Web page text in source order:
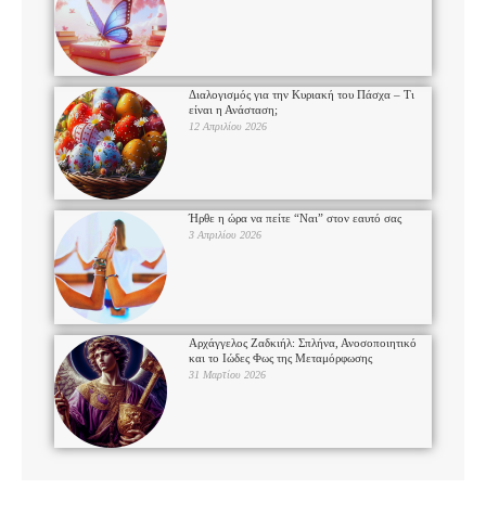
Διαλογισμός για την Κυριακή του Πάσχα – Τι
είναι η Ανάσταση;
12 Απριλίου 2026
Ήρθε η ώρα να πείτε “Ναι” στον εαυτό σας
3 Απριλίου 2026
Αρχάγγελος Ζαδκιήλ: Σπλήνα, Ανοσοποιητικό
και το Ιώδες Φως της Μεταμόρφωσης
31 Μαρτίου 2026